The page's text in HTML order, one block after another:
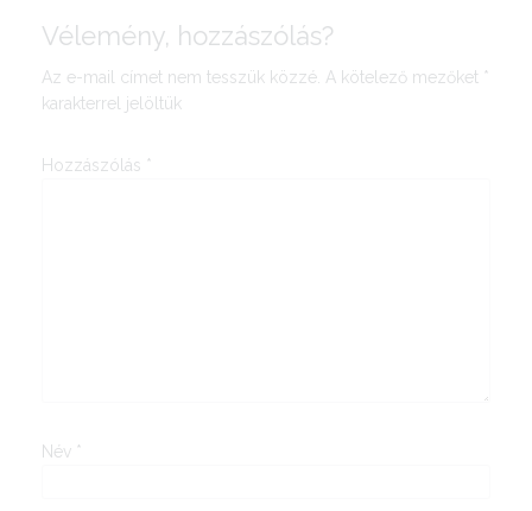
Vélemény, hozzászólás?
Az e-mail címet nem tesszük közzé. A kötelező mezőket *
karakterrel jelöltük
Hozzászólás *
Név *